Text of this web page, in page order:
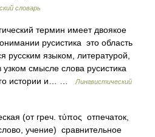
словарь
термин имеет двоякое
русистика это область
языком, литературой,
смысле слова русистика
истории и… …
Лингвистический
(от греч. τύπος отпечаток,
учение) сравнительное